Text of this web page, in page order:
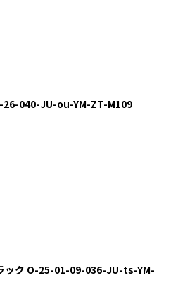
26-040-JU-ou-YM-ZT-M109
ック O-25-01-09-036-JU-ts-YM-